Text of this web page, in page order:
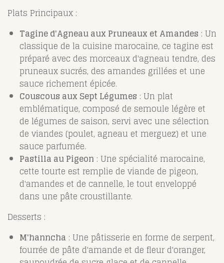
Plats Principaux :
Tagine d'Agneau aux Pruneaux et Amandes : Un
classique de la cuisine marocaine, ce tagine est
préparé avec des morceaux d'agneau tendre, des
pruneaux sucrés, des amandes grillées et une
sauce richement épicée.
Couscous aux Sept Légumes : Un plat
emblématique, composé de semoule légère et
de légumes de saison, servi avec une sélection
de viandes (poulet, agneau et merguez) et une
sauce parfumée.
Pastilla au Pigeon : Une spécialité marocaine,
cette tourte est remplie de viande de pigeon,
d'amandes et de cannelle, le tout enveloppé
dans une pâte croustillante.
Desserts :
M'hanncha : Une pâtisserie en forme de serpent,
fourrée de pâte d'amande et de fleur d'oranger,